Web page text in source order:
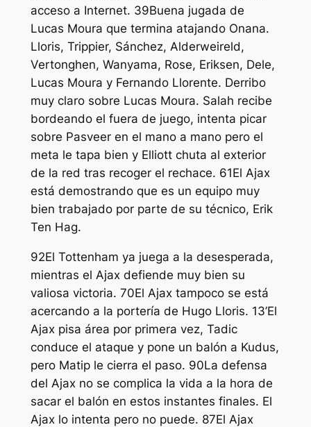
acceso a Internet. 39Buena jugada de
Lucas Moura que termina atajando Onana.
Lloris, Trippier, Sánchez, Alderweireld,
Vertonghen, Wanyama, Rose, Eriksen, Dele,
Lucas Moura y Fernando Llorente. Derribo
muy claro sobre Lucas Moura. Salah recibe
bordeando el fuera de juego, intenta picar
sobre Pasveer en el mano a mano pero el
meta le tapa bien y Elliott chuta al exterior
de la red tras recoger el rechace. 61El Ajax
está demostrando que es un equipo muy
bien trabajado por parte de su técnico, Erik
Ten Hag.
92El Tottenham ya juega a la desesperada,
mientras el Ajax defiende muy bien su
valiosa victoria. 70El Ajax tampoco se está
acercando a la portería de Hugo Lloris. 13’El
Ajax pisa área por primera vez, Tadic
conduce el ataque y pone un balón a Kudus,
pero Matip le cierra el paso. 90La defensa
del Ajax no se complica la vida a la hora de
sacar el balón en estos instantes finales. El
Ajax lo intenta pero no puede. 87El Ajax